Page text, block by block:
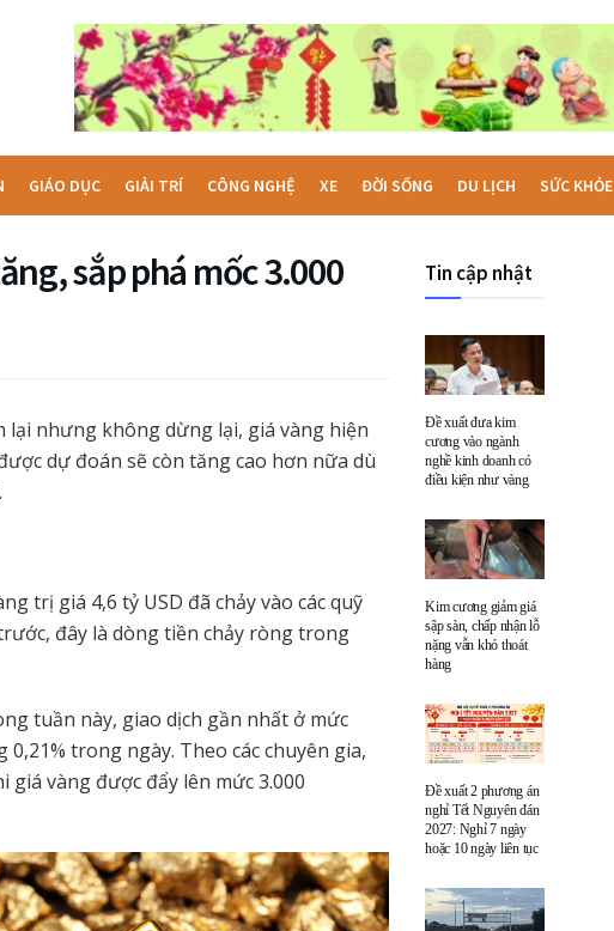
GIÁO DỤC GIẢI TRÍ CÔNG NGHỆ XE ĐỜI SỐNG DU LỊCH SỨC KHỎE
sắp phá mốc 3.000
nhưng không dừng lại, giá vàng hiện
dự đoán sẽ còn tăng cao hơn nữa dù
trị giá 4,6 tỷ USD đã chảy vào các quỹ
đây là dòng tiền chảy ròng trong
tuần này, giao dịch gần nhất ở mức
0,21% trong ngày. Theo các chuyên gia,
vàng được đẩy lên mức 3.000
Tin cập nhật
Đề xuất đưa kim
cương vào ngành
nghề kinh doanh có
điều kiện như vàng
Kim cương giảm giá
sập sàn, chấp nhận lỗ
nặng vẫn khó thoát
hàng
Đề xuất 2 phương án
nghỉ Tết Nguyên đán
2027: Nghỉ 7 ngày
hoặc 10 ngày liên tục